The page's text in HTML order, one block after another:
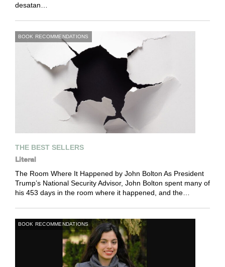
desatan…
BOOK RECOMMENDATIONS
THE BEST SELLERS
Literal
The Room Where It Happened by John Bolton As President
Trump’s National Security Advisor, John Bolton spent many of
his 453 days in the room where it happened, and the…
BOOK RECOMMENDATIONS